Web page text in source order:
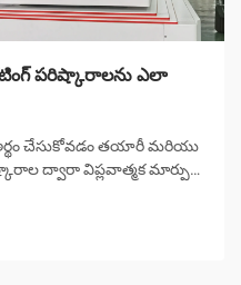
పరిష్కారాలను ఎలా
అర్థం చేసుకోవడం తయారీ మరియు
ద్వారా విప్లవాత్మక మార్పు